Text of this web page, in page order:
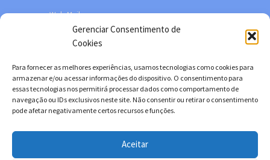
Gerenciar Consentimento de
Cookies
Para fornecer as melhores experiências, usamos tecnologias como cookies para
armazenar e/ou acessar informações do dispositivo. O consentimento para
essas tecnologias nos permitirá processar dados como comportamento de
navegação ou IDs exclusivos neste site. Não consentir ou retirar o consentimento
pode afetar negativamente certos recursos e funções.
Aceitar
Web Mail
Política de privacidade
Facebook
Twitter
YouTube
Instagram